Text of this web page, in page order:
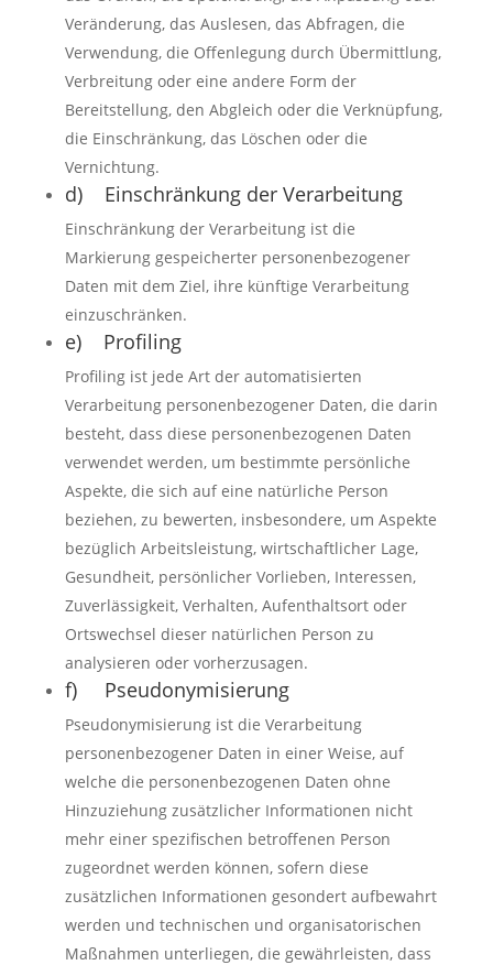
Veränderung, das Auslesen, das Abfragen, die
Verwendung, die Offenlegung durch Übermittlung,
Verbreitung oder eine andere Form der
Bereitstellung, den Abgleich oder die Verknüpfung,
die Einschränkung, das Löschen oder die
Vernichtung.
d) Einschränkung der Verarbeitung
Einschränkung der Verarbeitung ist die
Markierung gespeicherter personenbezogener
Daten mit dem Ziel, ihre künftige Verarbeitung
einzuschränken.
e) Profiling
Profiling ist jede Art der automatisierten
Verarbeitung personenbezogener Daten, die darin
besteht, dass diese personenbezogenen Daten
verwendet werden, um bestimmte persönliche
Aspekte, die sich auf eine natürliche Person
beziehen, zu bewerten, insbesondere, um Aspekte
bezüglich Arbeitsleistung, wirtschaftlicher Lage,
Gesundheit, persönlicher Vorlieben, Interessen,
Zuverlässigkeit, Verhalten, Aufenthaltsort oder
Ortswechsel dieser natürlichen Person zu
analysieren oder vorherzusagen.
f) Pseudonymisierung
Pseudonymisierung ist die Verarbeitung
personenbezogener Daten in einer Weise, auf
welche die personenbezogenen Daten ohne
Hinzuziehung zusätzlicher Informationen nicht
mehr einer spezifischen betroffenen Person
zugeordnet werden können, sofern diese
zusätzlichen Informationen gesondert aufbewahrt
werden und technischen und organisatorischen
Maßnahmen unterliegen, die gewährleisten, dass